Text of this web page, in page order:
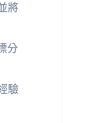
將
分
驗